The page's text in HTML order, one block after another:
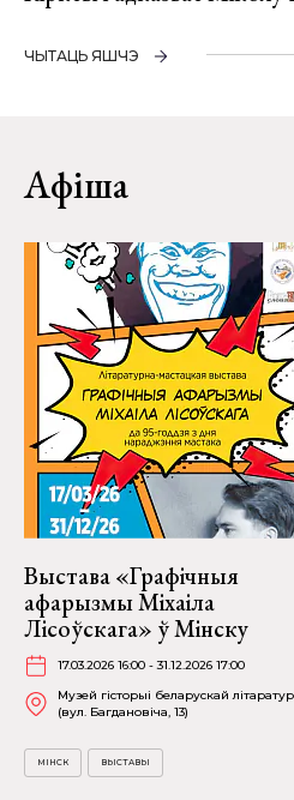
ЧЫТАЦЬ ЯШЧЭ
Афіша
Выстава «Графічныя
афарызмы Міхаіла
Лісоўскага» ў Мінску
17.03.2026 16:00 - 31.12.2026 17:00
Музей гісторыі беларускай
(вул. Багдановіча, 13)
МІНСК ВЫСТАВЫ